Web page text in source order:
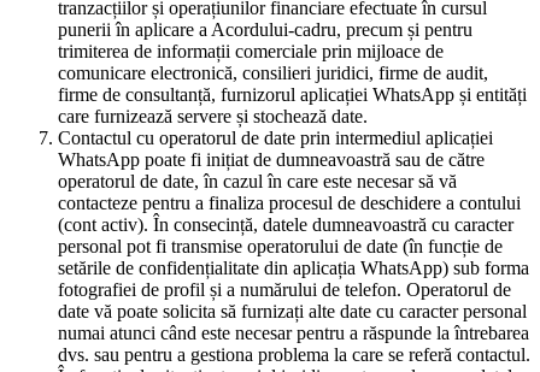
tranzacțiilor și operațiunilor financiare efectuate în cursul
punerii în aplicare a Acordului-cadru, precum și pentru
trimiterea de informații comerciale prin mijloace de
comunicare electronică, consilieri juridici, firme de audit,
firme de consultanță, furnizorul aplicației WhatsApp și entități
care furnizează servere și stochează date.
Contactul cu operatorul de date prin intermediul aplicației
WhatsApp poate fi inițiat de dumneavoastră sau de către
operatorul de date, în cazul în care este necesar să vă
contacteze pentru a finaliza procesul de deschidere a contului
(cont activ). În consecință, datele dumneavoastră cu caracter
personal pot fi transmise operatorului de date (în funcție de
setările de confidențialitate din aplicația WhatsApp) sub forma
fotografiei de profil și a numărului de telefon. Operatorul de
date vă poate solicita să furnizați alte date cu caracter personal
numai atunci când este necesar pentru a răspunde la întrebarea
dvs. sau pentru a gestiona problema la care se referă contactul.